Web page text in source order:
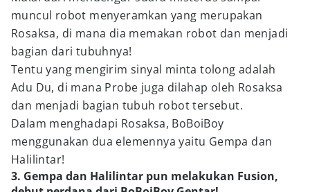
muncul robot menyeramkan yang merupakan
Rosaksa, di mana dia memakan robot dan menjadi
bagian dari tubuhnya!
Tentu yang mengirim sinyal minta tolong adalah
Adu Du, di mana Probe juga dilahap oleh Rosaksa
dan menjadi bagian tubuh robot tersebut.
Dalam menghadapi Rosaksa, BoBoiBoy
menggunakan dua elemennya yaitu Gempa dan
Halilintar!
3. Gempa dan Halilintar pun melakukan Fusion,